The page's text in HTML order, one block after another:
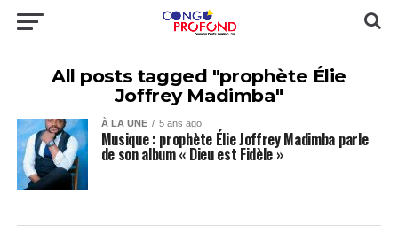
All posts tagged "prophète Élie
Joffrey Madimba"
À LA UNE 5 ans ago
Musique : prophète Élie Joffrey Madimba parle
de son album « Dieu est Fidèle »